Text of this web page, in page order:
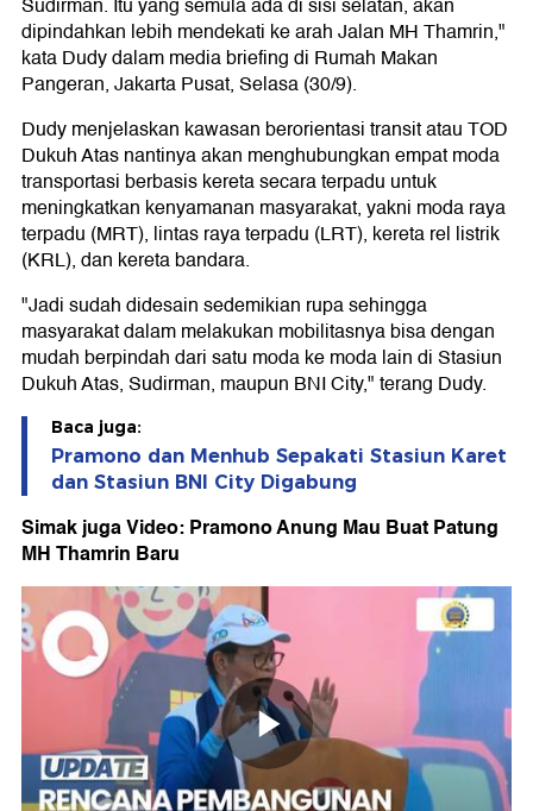
Sudirman. Itu yang semula ada di sisi selatan, akan
dipindahkan lebih mendekati ke arah Jalan MH Thamrin,"
kata Dudy dalam media briefing di Rumah Makan
Pangeran, Jakarta Pusat, Selasa (30/9).
Dudy menjelaskan kawasan berorientasi transit atau TOD
Dukuh Atas nantinya akan menghubungkan empat moda
transportasi berbasis kereta secara terpadu untuk
meningkatkan kenyamanan masyarakat, yakni moda raya
terpadu (MRT), lintas raya terpadu (LRT), kereta rel listrik
(KRL), dan kereta bandara.
"Jadi sudah didesain sedemikian rupa sehingga
masyarakat dalam melakukan mobilitasnya bisa dengan
mudah berpindah dari satu moda ke moda lain di Stasiun
Dukuh Atas, Sudirman, maupun BNI City," terang Dudy.
Baca juga:
Pramono dan Menhub Sepakati Stasiun Karet
dan Stasiun BNI City Digabung
Simak juga Video: Pramono Anung Mau Buat Patung
MH Thamrin Baru